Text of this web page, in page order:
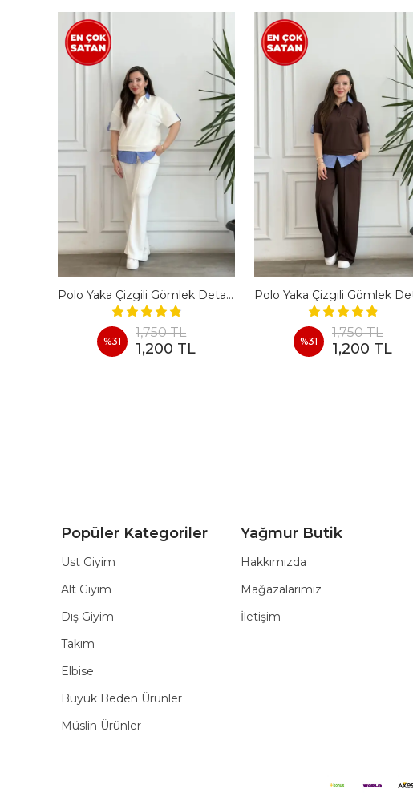
Polo Yaka Çizgili Gömlek Detaylı Kısa Kollu Takım - BEYAZ
%31
1,750 TL
1,200 TL %31
1,750 TL
1,200 TL
Popüler Kategoriler
Üst Giyim
Alt Giyim
Dış Giyim
Takım
Elbise
Büyük Beden Ürünler
Müslin Ürünler
Yağmur Butik
Hakkımızda
Mağazalarımız
İletişim